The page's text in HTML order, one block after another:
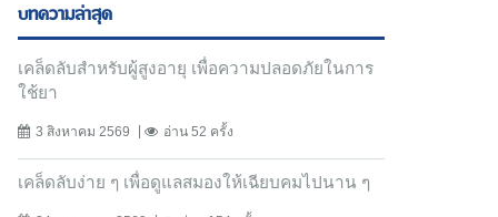
บทความล่าสุด
เคล็ดลับสำหรับผู้สูงอายุ เพื่อความปลอดภัยในการ
ใช้ยา
3 สิงหาคม 2569 อ่าน 52 ครั้ง
เคล็ดลับง่าย ๆ เพื่อดูแลสมองให้เฉียบคมไปนาน ๆ